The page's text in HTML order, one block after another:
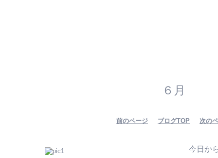
６月
前のページ ブログTOP 次の
今日か